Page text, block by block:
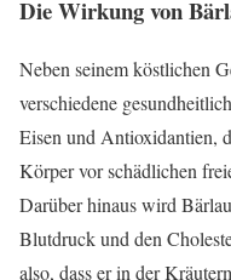
Die Wirkung von
Neben seinem köstlichen
verschiedene
Eisen und Antioxidantien,
Körper vor schädlichen
Darüber hinaus wird
Blutdruck und den
also, dass er in der